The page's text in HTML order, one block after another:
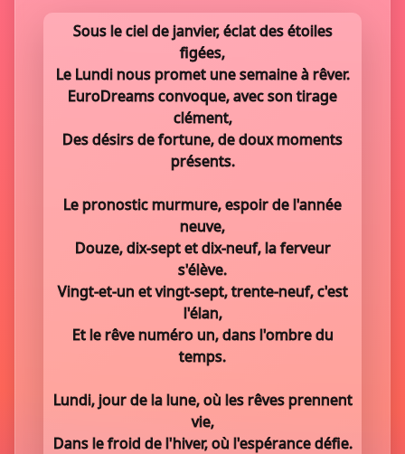
Sous le ciel de janvier, éclat des étoiles
figées,
Le Lundi nous promet une semaine à rêver.
EuroDreams convoque, avec son tirage
clément,
Des désirs de fortune, de doux moments
présents.
Le pronostic murmure, espoir de l'année
neuve,
Douze, dix-sept et dix-neuf, la ferveur
s'élève.
Vingt-et-un et vingt-sept, trente-neuf, c'est
l'élan,
Et le rêve numéro un, dans l'ombre du
temps.
Lundi, jour de la lune, où les rêves prennent
vie,
Dans le froid de l'hiver, où l'espérance défie.